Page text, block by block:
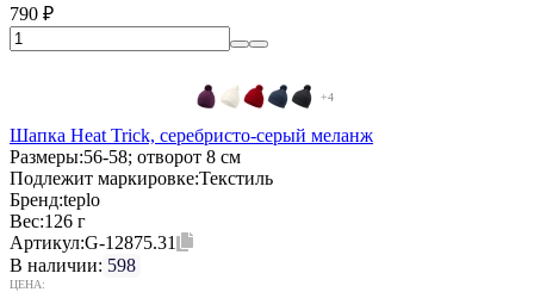
790 ₽
+4
Шапка Heat Trick, серебристо-серый меланж
Размеры:56-58; отворот 8 см
Подлежит маркировке:Текстиль
Бренд:teplo
Вес:126 г
Артикул:G-12875.31
В наличии: 598
ЦЕНА: